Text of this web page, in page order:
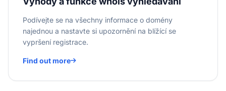
Podívejte se na všechny informace o domény
najednou a nastavte si upozornění na blížící se
vypršení registrace.
Find out more